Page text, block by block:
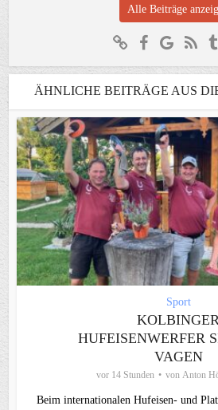
Alle Beiträge
ÄHNLICHE BEITRÄGE AUS
Sport
KOLBINGER
HUFEISENWERFER
VAGEN
vor 14 Stunden von Anton
Beim internationalen Hufeisen- und